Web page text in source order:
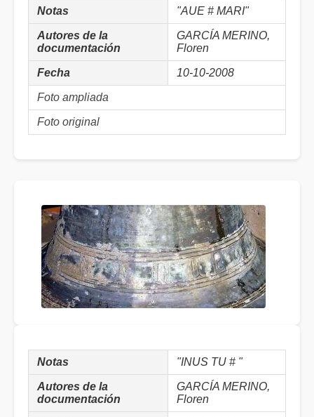
Notas "AUE # MARI"
Autores de la
documentación
GARCÍA MERINO,
Floren
Fecha 10-10-2008
Foto ampliada
Foto original
Notas "INUS TU # "
Autores de la
documentación
GARCÍA MERINO,
Floren